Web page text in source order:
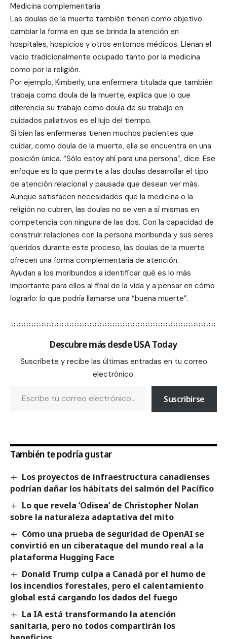
Medicina complementaria
Las doulas de la muerte también tienen como objetivo
cambiar la forma en que se brinda la atención en
hospitales, hospicios y otros entornos médicos. Llenan el
vacío tradicionalmente ocupado tanto por la medicina
como por la religión.
Por ejemplo, Kimberly, una enfermera titulada que también
trabaja como doula de la muerte, explica que lo que
diferencia su trabajo como doula de su trabajo en
cuidados paliativos es el lujo del tiempo.
Si bien las enfermeras tienen muchos pacientes que
cuidar, como doula de la muerte, ella se encuentra en una
posición única. “Sólo estoy ahí para una persona”, dice. Ese
enfoque es lo que permite a las doulas desarrollar el tipo
de atención relacional y pausada que desean ver más.
Aunque satisfacen necesidades que la medicina o la
religión no cubren, las doulas no se ven a sí mismas en
competencia con ninguna de las dos. Con la capacidad de
construir relaciones con la persona moribunda y sus seres
queridos durante este proceso, las doulas de la muerte
ofrecen una forma complementaria de atención.
Ayudan a los moribundos a identificar qué es lo más
importante para ellos al final de la vida y a pensar en cómo
lograrlo: lo que podría llamarse una “buena muerte”.
Descubre más desde USA Today
Suscríbete y recibe las últimas entradas en tu correo
electrónico.
Suscribirse
También te podría gustar
Los proyectos de infraestructura canadienses
podrían dañar los hábitats del salmón del Pacífico
Lo que revela ‘Odisea’ de Christopher Nolan
sobre la naturaleza adaptativa del mito
Cómo una prueba de seguridad de OpenAI se
convirtió en un ciberataque del mundo real a la
plataforma Hugging Face
Donald Trump culpa a Canadá por el humo de
los incendios forestales, pero el calentamiento
global está cargando los dados del fuego
La IA está transformando la atención
sanitaria, pero no todos compartirán los